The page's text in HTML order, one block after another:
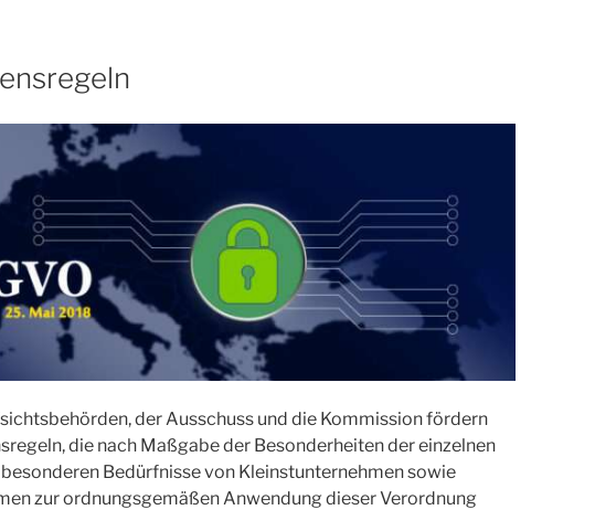
der Ausschuss und die Kommission fördern
die nach Maßgabe der Besonderheiten der einzelnen
Bedürfnisse von Kleinstunternehmen sowie
zur ordnungsgemäßen Anwendung dieser Verordnung